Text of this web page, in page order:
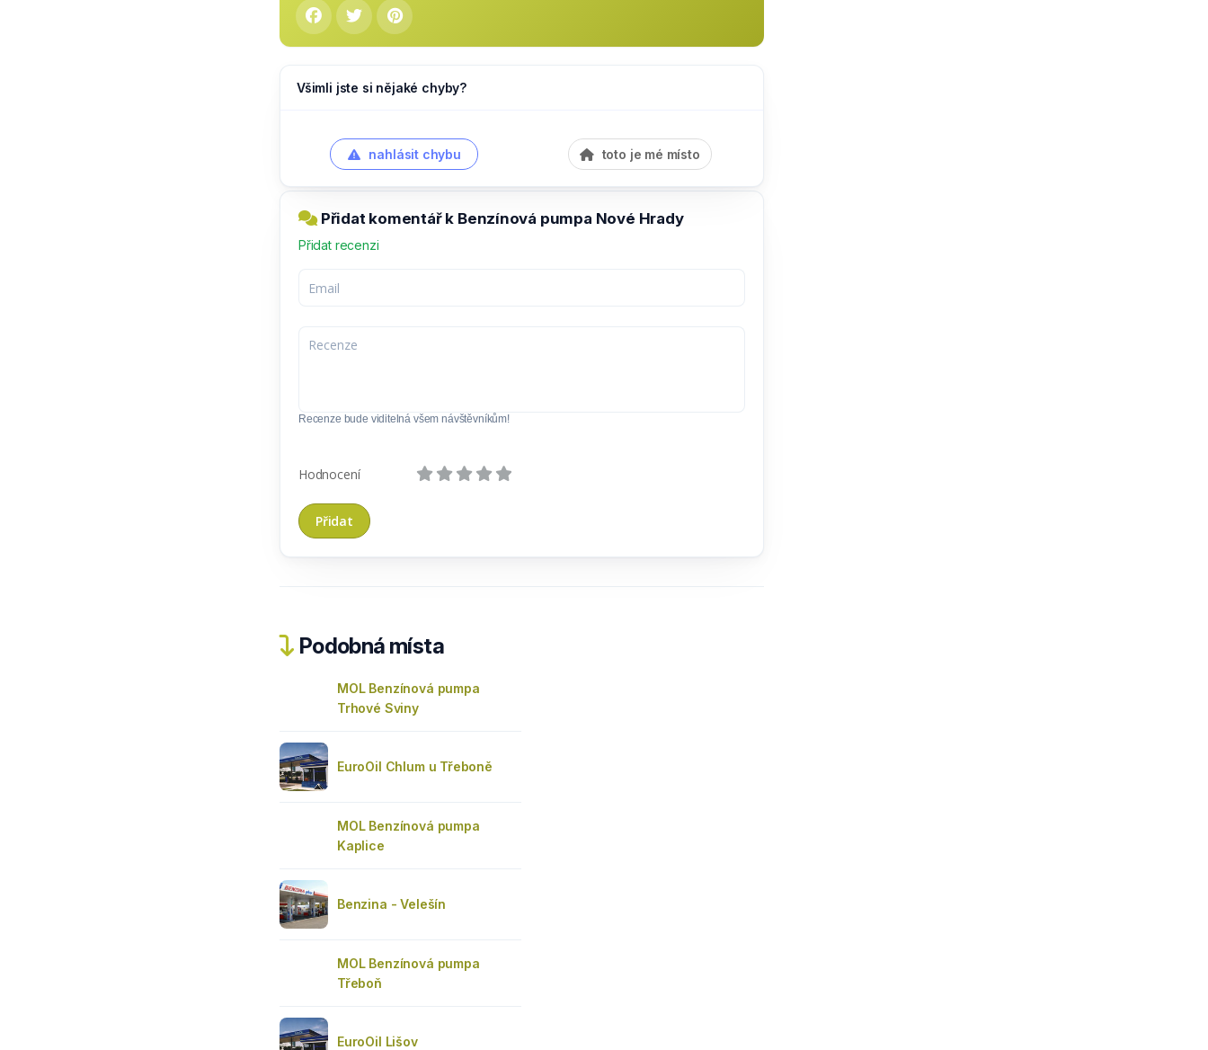
Všimli jste si nějaké chyby?
nahlásit chybu toto je mé místo
Přidat komentář k Benzínová pumpa Nové Hrady
Přidat recenzi
Recenze bude viditelná všem návštěvníkům!
Hodnocení
Podobná místa
MOL Benzínová pumpa
Trhové Sviny
EuroOil Chlum u Třeboně
MOL Benzínová pumpa
Kaplice
Benzina - Velešín
MOL Benzínová pumpa
Třeboň
EuroOil Lišov